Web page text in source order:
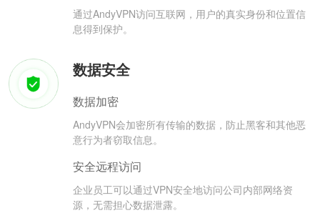
通过AndyVPN访问互联网，用户的真实身份和位置信
息得到保护。
数据安全
数据加密
AndyVPN会加密所有传输的数据，防止黑客和其他恶
意行为者窃取信息。
安全远程访问
企业员工可以通过VPN安全地访问公司内部网络资
源，无需担心数据泄露。